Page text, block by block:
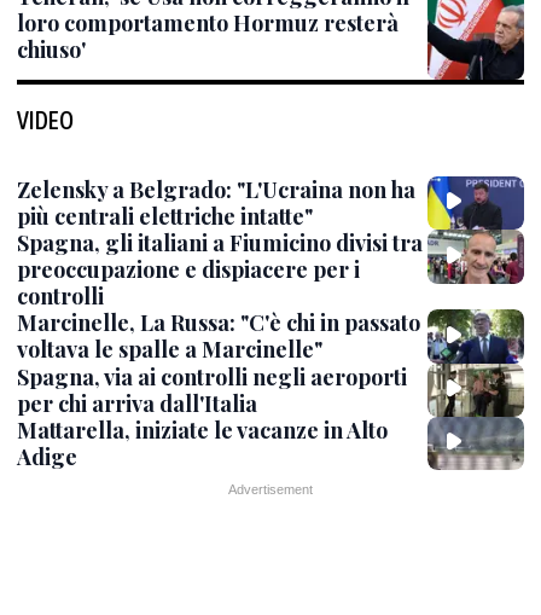
loro comportamento Hormuz resterà
chiuso'
VIDEO
Zelensky a Belgrado: "L'Ucraina non ha
più centrali elettriche intatte"
Spagna, gli italiani a Fiumicino divisi tra
preoccupazione e dispiacere per i
controlli
Marcinelle, La Russa: "C'è chi in passato
voltava le spalle a Marcinelle"
Spagna, via ai controlli negli aeroporti
per chi arriva dall'Italia
Mattarella, iniziate le vacanze in Alto
Adige